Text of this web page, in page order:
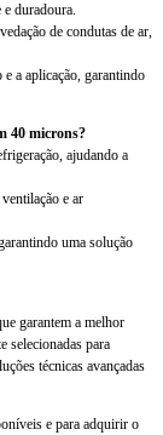
e duradoura.
de condutas de ar,
a aplicação, garantindo
40 microns?
ajudando a
e ar
uma solução
garantem a melhor
selecionadas para
técnicas avançadas
e para adquirir o